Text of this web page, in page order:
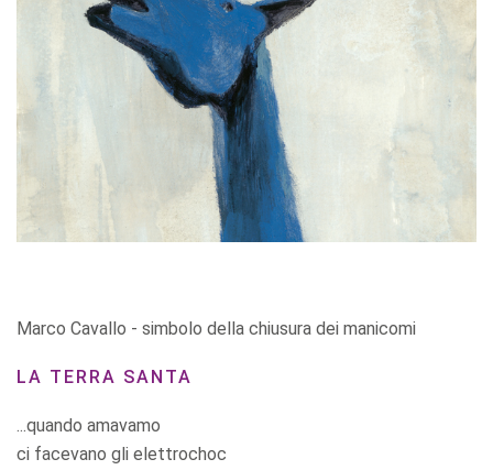
Marco Cavallo - simbolo della chiusura dei manicomi
LA TERRA SANTA
...quando amavamo
ci facevano gli elettrochoc